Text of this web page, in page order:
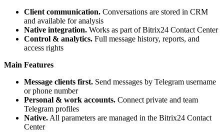
Client communication. Conversations are stored in CRM
and available for analysis
Native integration. Works as part of Bitrix24 Contact Center
Control & analytics. Full message history, reports, and
access rights
Main Features
Message clients first. Send messages by Telegram username
or phone number
Personal & work accounts. Connect private and team
Telegram profiles
Native.All parameters are managed in the Bitrix24 Contact
Center